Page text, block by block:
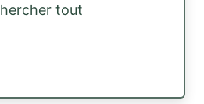
tout